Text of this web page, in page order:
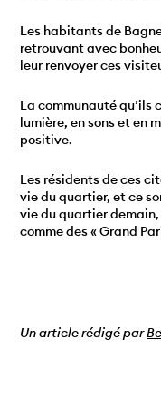
Les habitants de
retrouvant avec
leur renvoyer ces
La communauté qu’ils
lumière, en sons et en
positive.
Les résidents de ces
vie du quartier, et ce
vie du quartier demain,
comme des « Grand
Un article rédigé par